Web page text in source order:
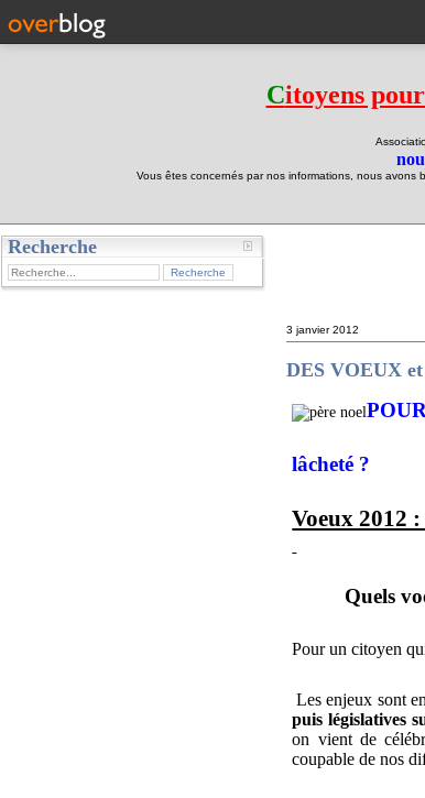
Citoyens
Vous êtes concernés par nos informations, nous
Recherche
3 janvier 2012
DES VOEUX
OUI :
lâcheté ?
Voeux 2012
Quels
Pour un citoyen
Les enjeux sont
puis législatives
on vient de
coupable de nos